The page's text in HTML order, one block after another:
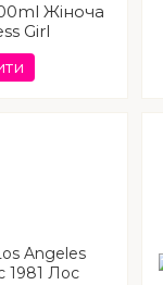
Жіноча
Girl